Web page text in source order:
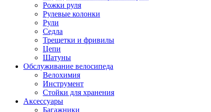
Рожки руля
Рулевые колонки
Рули
Седла
Трещетки и фривилы
Цепи
Шатуны
Обслуживание велосипеда
Велохимия
Инструмент
Стойки для хранения
Аксессуары
Багажники